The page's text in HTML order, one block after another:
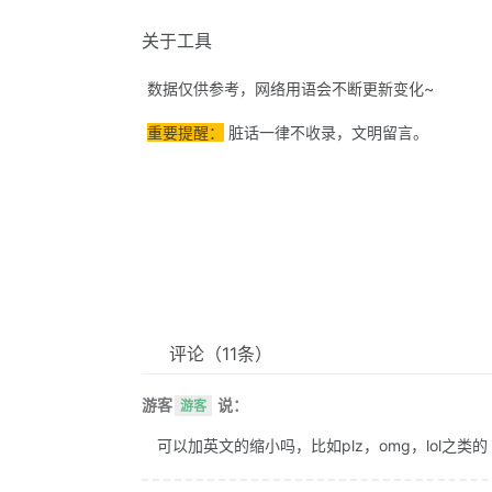
关于工具
数据仅供参考，网络用语会不断更新变化~
重要提醒： 脏话一律不收录，文明留言。
评论 （11条）
游客 游客 说：
可以加英文的缩小吗，比如plz，omg，lol之类的